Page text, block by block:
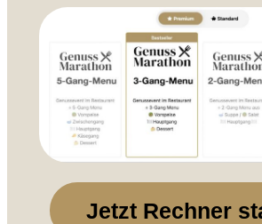
Jetzt Rechner